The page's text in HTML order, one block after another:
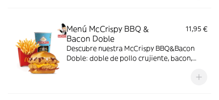
Menú McCrispy BBQ &
Bacon Doble
11,95 €
Descubre nuestra McCrispy BBQ&Bacon
Doble: doble de pollo crujiente, bacon,